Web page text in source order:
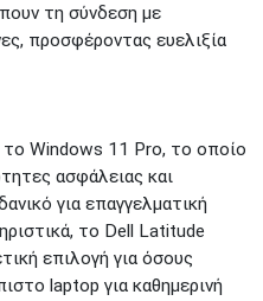
τη σύνδεση με
προσφέροντας ευελιξία
Windows 11 Pro, το οποίο
ασφάλειας και
για επαγγελματική
το Dell Latitude
επιλογή για όσους
laptop για καθημερινή